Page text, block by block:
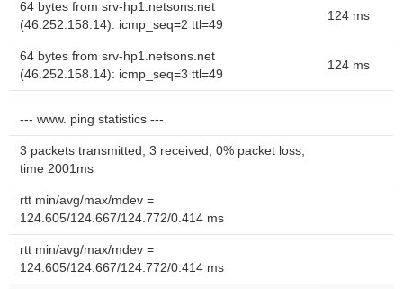
64 bytes from srv-hp1.netsons.net
(46.252.158.14): icmp_seq=2 ttl=49
124 ms
64 bytes from srv-hp1.netsons.net
(46.252.158.14): icmp_seq=3 ttl=49
124 ms
--- www. ping statistics ---
3 packets transmitted, 3 received, 0% packet loss,
time 2001ms
rtt min/avg/max/mdev =
124.605/124.667/124.772/0.414 ms
rtt min/avg/max/mdev =
124.605/124.667/124.772/0.414 ms